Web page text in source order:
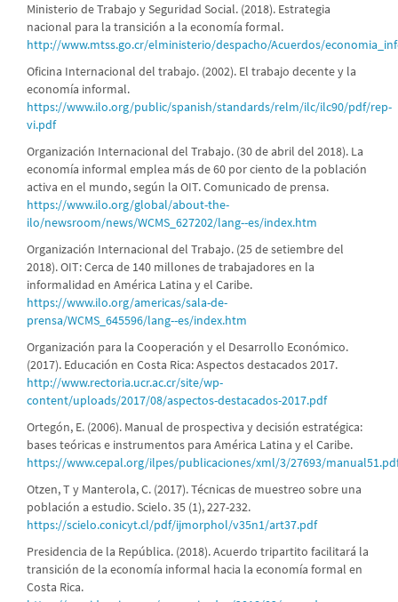
Ministerio de Trabajo y Seguridad Social. (2018). Estrategia
nacional para la transición a la economía formal.
http://www.mtss.go.cr/elministerio/despacho/Acuerdos/
Oficina Internacional del trabajo. (2002). El trabajo decente y la
economía informal.
https://www.ilo.org/public/spanish/standards/relm/ilc/ilc90/pdf/rep-
vi.pdf
Organización Internacional del Trabajo. (30 de abril del 2018). La
economía informal emplea más de 60 por ciento de la población
activa en el mundo, según la OIT. Comunicado de prensa.
https://www.ilo.org/global/about-the-
ilo/newsroom/news/WCMS_627202/lang--es/index.htm
Organización Internacional del Trabajo. (25 de setiembre del
2018). OIT: Cerca de 140 millones de trabajadores en la
informalidad en América Latina y el Caribe.
https://www.ilo.org/americas/sala-de-
prensa/WCMS_645596/lang--es/index.htm
Organización para la Cooperación y el Desarrollo Económico.
(2017). Educación en Costa Rica: Aspectos destacados 2017.
http://www.rectoria.ucr.ac.cr/site/wp-
content/uploads/2017/08/aspectos-destacados-2017.pdf
Ortegón, E. (2006). Manual de prospectiva y decisión estratégica:
bases teóricas e instrumentos para América Latina y el Caribe.
https://www.cepal.org/ilpes/publicaciones/xml/3/27693/
Otzen, T y Manterola, C. (2017). Técnicas de muestreo sobre una
población a estudio. Scielo. 35 (1), 227-232.
https://scielo.conicyt.cl/pdf/ijmorphol/v35n1/art37.pdf
Presidencia de la República. (2018). Acuerdo tripartito facilitará la
transición de la economía informal hacia la economía formal en
Costa Rica.